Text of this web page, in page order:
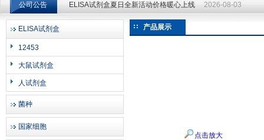
上海邦景实业有限公司
公司公告 ELISA试剂盒夏日全新活动价格暖心上线 2026-08-03
ELISA试剂盒夏日全新活动价格暖心上线
ELISA试剂盒
12453
大鼠试剂盒
人试剂盒
菌种
国家细胞
产品展示
点击放大